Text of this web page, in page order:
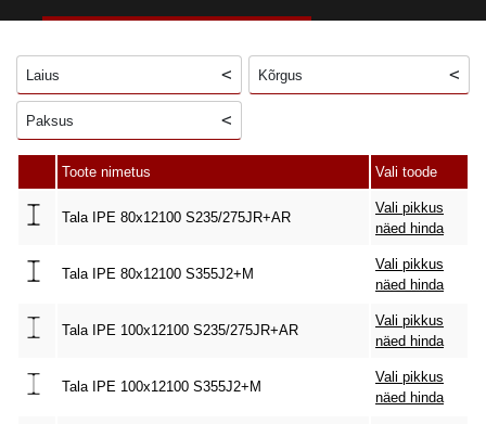
Laius Kõrgus
Paksus
Toote nimetus Vali toode
Tala IPE 80x12100 S235/275JR+AR
Vali pikkus
näed hinda
Tala IPE 80x12100 S355J2+M
Vali pikkus
näed hinda
Tala IPE 100x12100 S235/275JR+AR
Vali pikkus
näed hinda
Tala IPE 100x12100 S355J2+M
Vali pikkus
näed hinda